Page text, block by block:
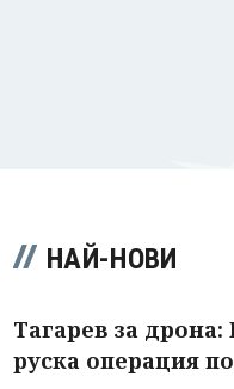
НАЙ-НОВИ
Тагарев за
руска операция